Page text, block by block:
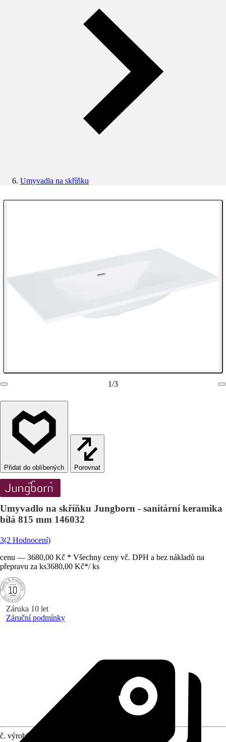
Umyvadla na skříňku
1/3
Porovnat
Umyvadlo na skříňku Jungborn - sanitární keramika
bílá 815 mm 146032
3(2 Hodnocení)
cenu — 3680,00 Kč * Všechny ceny vč. DPH a bez nákladů na
přepravu za ks3680,00 Kč*/ ks
Záruka 10 let
Záruční podmínky
č. výrobku